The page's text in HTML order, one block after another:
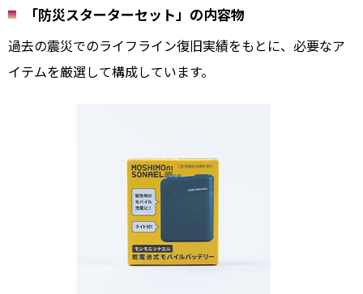
「防災スターターセット」の内容物
過去の震災でのライフライン復旧実績をもとに、必要なア
イテムを厳選して構成しています。